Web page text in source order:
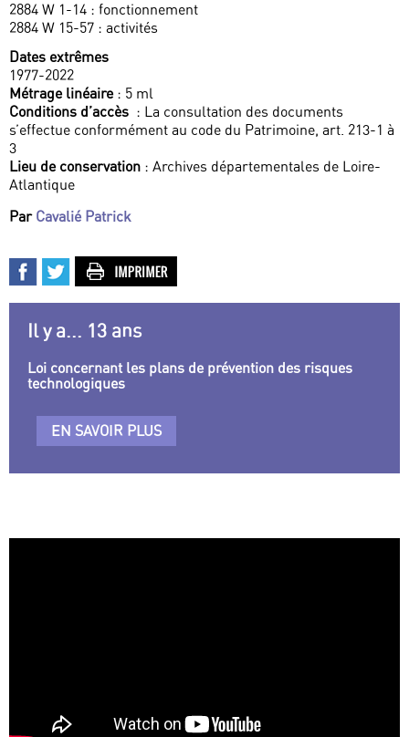
2884 W 1-14 : fonctionnement
2884 W 15-57 : activités
Dates extrêmes
1977-2022
Métrage linéaire: 5 ml
Conditions d’accès : La consultation des documents
s’effectue conformément au code du Patrimoine, art. 213-1 à
3
Lieu de conservation : Archives départementales de Loire-
Atlantique
Par Cavalié Patrick
Il y a... 13 ans
Loi concernant les plans de prévention des risques
technologiques
EN SAVOIR PLUS